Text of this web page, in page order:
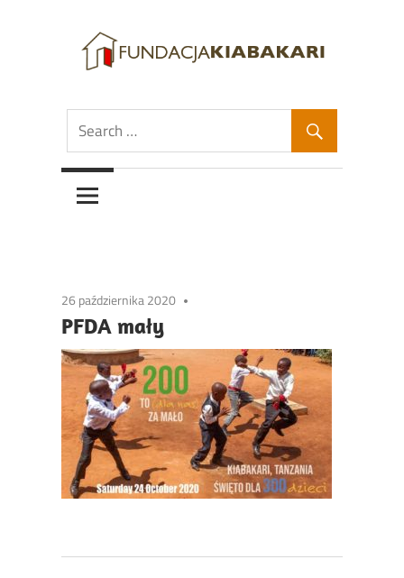
content
Fundacja
Kiabakari
Kiabakari
26 października 2020
PFDA mały